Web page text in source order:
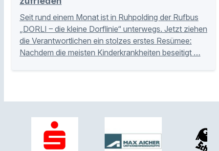
Seit rund einem Monat ist in Ruhpolding der Rufbus
„DORLI – die kleine Dorflinie“ unterwegs. Jetzt ziehen
die Verantwortlichen ein stolzes erstes Resümee:
Nachdem die meisten Kinderkrankheiten beseitigt …